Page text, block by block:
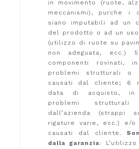
in movimento (ruote,
meccanismi), purche i
siano imputabili ad un
del prodotto o ad un
(utilizzo di ruote su
non adeguata, ecc.)
componenti rovinati,
problemi strutturali o
causati dal cliente; 6
data di acquisto,
problemi strutturali
dall’azienda (strappi
rigature varie, ecc.) e/o
causati dal cliente.
dalla garanzia: